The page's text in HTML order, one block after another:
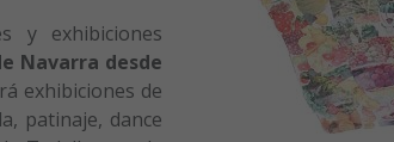
y exhibiciones
Navarra desde
exhibiciones de
patinaje, dance